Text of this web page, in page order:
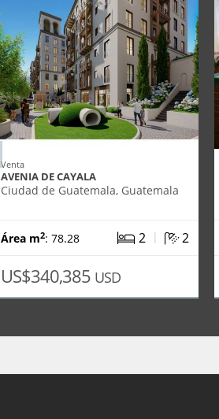
Venta
AVENIA DE CAYALA
Ciudad de Guatemala, Guatemala
Área m2: 78.28 2 | 2
US$340,385 USD